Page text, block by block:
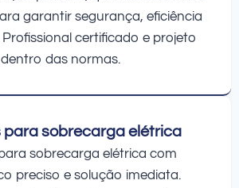
garantir segurança, eficiência
certificado e projeto
dentro das normas.
para sobrecarga elétrica
sobrecarga elétrica com
preciso e solução imediata.